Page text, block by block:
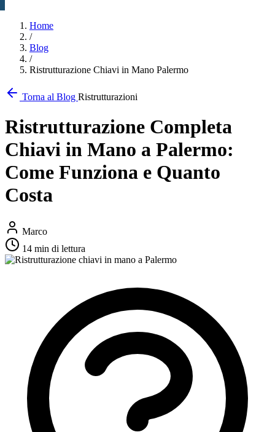
Home
/
Blog
/
Ristrutturazione Chiavi in Mano Palermo
Torna al Blog Ristrutturazioni
Ristrutturazione Completa
Chiavi in Mano a Palermo:
Come Funziona e Quanto
Costa
Marco
14 min di lettura